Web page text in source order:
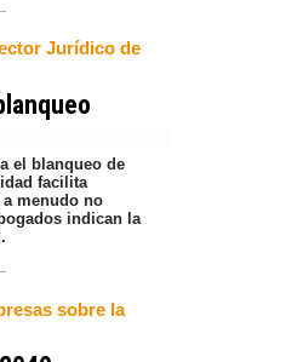
Jurídico de
el blanqueo de
facilita
menudo no
indican la
sobre la